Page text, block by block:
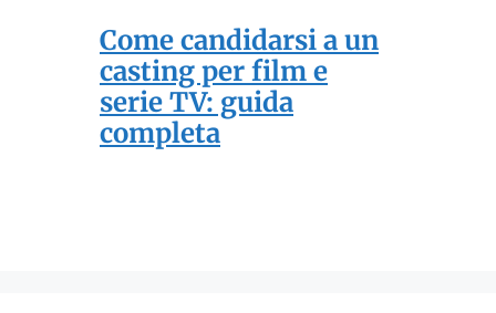
Come candidarsi a un
casting per film e
serie TV: guida
completa